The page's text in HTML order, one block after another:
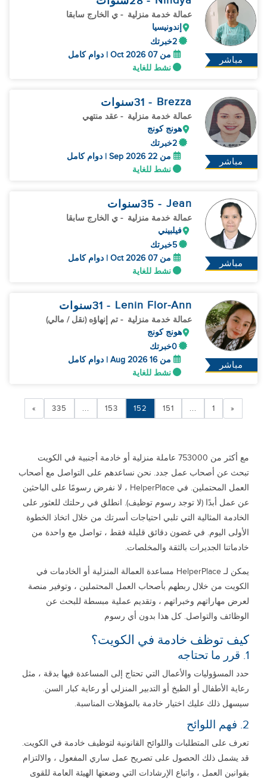
مباشر
عمالة خدمة منزلية - ي الخارج سابقا
إندونيسيا
2خبرتك
من 07 Oct 2026 | دوام كامل
نشط للغاية
مباشر
Brezza
- 31 سنوات
عمالة خدمة منزلية - عقد منتهي
هونج كونج
2خبرتك
من 22 Sep 2026 | دوام كامل
نشط للغاية
مباشر
Jean
- 35 سنوات
عمالة خدمة منزلية - ي الخارج سابقا
فيلبيني
5خبرتك
من 07 Oct 2026 | دوام كامل
نشط للغاية
مباشر
Lenin Flor-Ann
- 31 سنوات
عمالة خدمة منزلية - تم إنهاؤه (نقل / مالي)
هونج كونج
0خبرتك
من 16 Aug 2026 | دوام كامل
نشط للغاية
«
1
...
151
152
153
...
335
»
مع أكثر من 753000 عاملة منزلية أو خادمة أجنبية في الكويت
تبحث عن أصحاب عمل جدد. نحن نساعدهم على التواصل مع أصحاب
العمل المحتملين. في HelperPlace ، لا نفرض رسومًا على الباحثين
عن عمل أبدًا (لا توجد رسوم توظيف). انطلق في رحلتك للعثور على
الخادمة المثالية التي تلبي احتياجات أسرتك من خلال اتخاذ الخطوة
الأولى اليوم. في غضون دقائق قليلة فقط ، تواصل مع واحدة من
خادماتنا الجديرات بالثقة والمخلصات.
يمكن لـ HelperPlace مساعدة العمالة المنزلية أو الخادمات في
الكويت من خلال ربطهم بأصحاب العمل المحتملين ، وتوفير منصة
لعرض مهاراتهم وخبراتهم ، وتقديم عملية مبسطة للبحث عن
الوظائف والتواصل. كل هذا بدون أي رسوم
كيف توظف خادمة في الكويت؟
1. قرر ما تحتاجه
حدد المسؤوليات والأعمال التي تحتاج إلى المساعدة فيها بدقة ، مثل
رعاية الأطفال أو الطبخ أو التدبير المنزلي أو رعاية كبار السن.
سيسهل ذلك عليك اختيار خادمة بالمؤهلات المناسبة.
2. فهم اللوائح
تعرف على المتطلبات واللوائح القانونية لتوظيف خادمة في الكويت.
قد يشمل ذلك الحصول على تصريح عمل ساري المفعول ، والالتزام
بقوانين العمل ، واتباع الإرشادات التي وضعتها الهيئة العامة للقوى